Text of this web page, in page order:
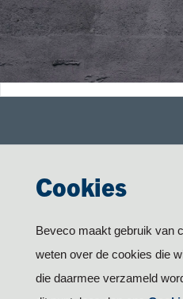
Cookies
Beveco maakt gebruik van
weten over de cookies die
die daarmee verzameld